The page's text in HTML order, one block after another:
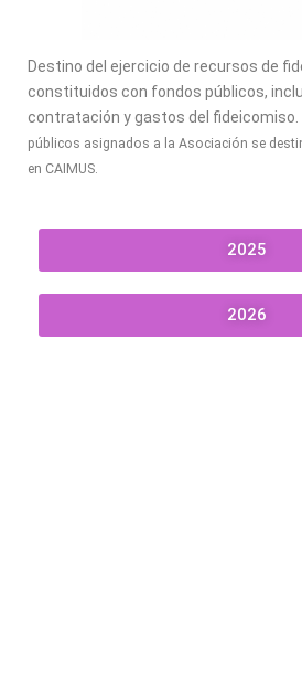
Destino del ejercicio de recursos de
constituidos con fondos públicos,
contratación y gastos del fideicomiso.
públicos asignados a la Asociación se
en CAIMUS.
2025
2026